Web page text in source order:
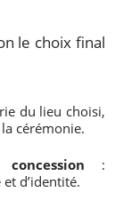
le choix final
du lieu choisi,
cérémonie.
:
d’identité.